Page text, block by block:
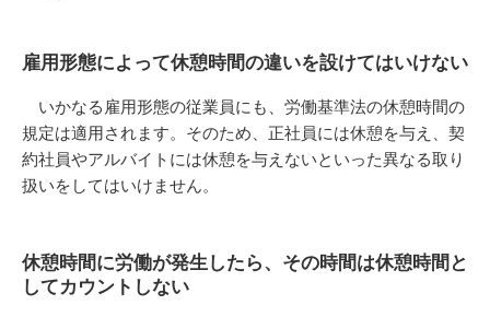
雇用形態によって休憩時間の違いを設けてはいけない
いかなる雇用形態の従業員にも、労働基準法の休憩時間の
規定は適用されます。そのため、正社員には休憩を与え、契
約社員やアルバイトには休憩を与えないといった異なる取り
扱いをしてはいけません。
休憩時間に労働が発生したら、その時間は休憩時間と
してカウントしない